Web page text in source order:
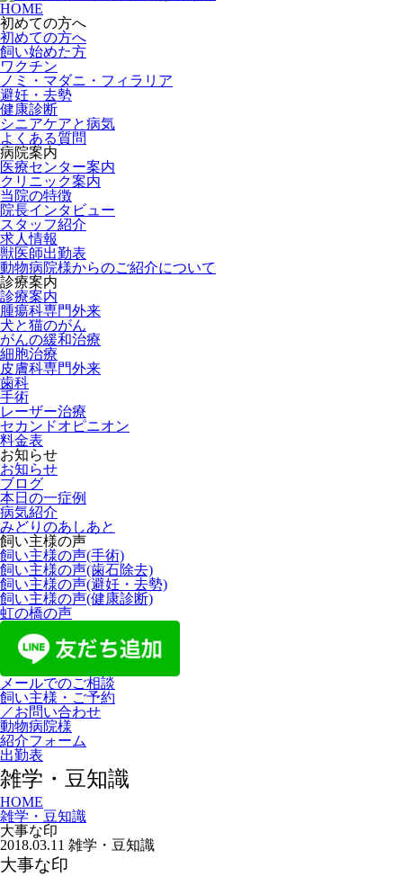
HOME
初めての方へ
初めての方へ
飼い始めた方
ワクチン
ノミ・マダニ・フィラリア
避妊・去勢
健康診断
シニアケアと病気
よくある質問
病院案内
医療センター案内
クリニック案内
当院の特徴
院長インタビュー
スタッフ紹介
求人情報
獣医師出勤表
動物病院様からのご紹介について
診療案内
診療案内
腫瘍科専門外来
犬と猫のがん
がんの緩和治療
細胞治療
皮膚科専門外来
歯科
手術
レーザー治療
セカンドオピニオン
料金表
お知らせ
お知らせ
ブログ
本日の一症例
病気紹介
みどりのあしあと
飼い主様の声
飼い主様の声(手術)
飼い主様の声(歯石除去)
飼い主様の声(避妊・去勢)
飼い主様の声(健康診断)
虹の橋の声
メールでのご相談
飼い主様・ご予約
／お問い合わせ
動物病院様
紹介フォーム
出勤表
雑学・豆知識
HOME
雑学・豆知識
大事な印
2018.03.11 雑学・豆知識
大事な印